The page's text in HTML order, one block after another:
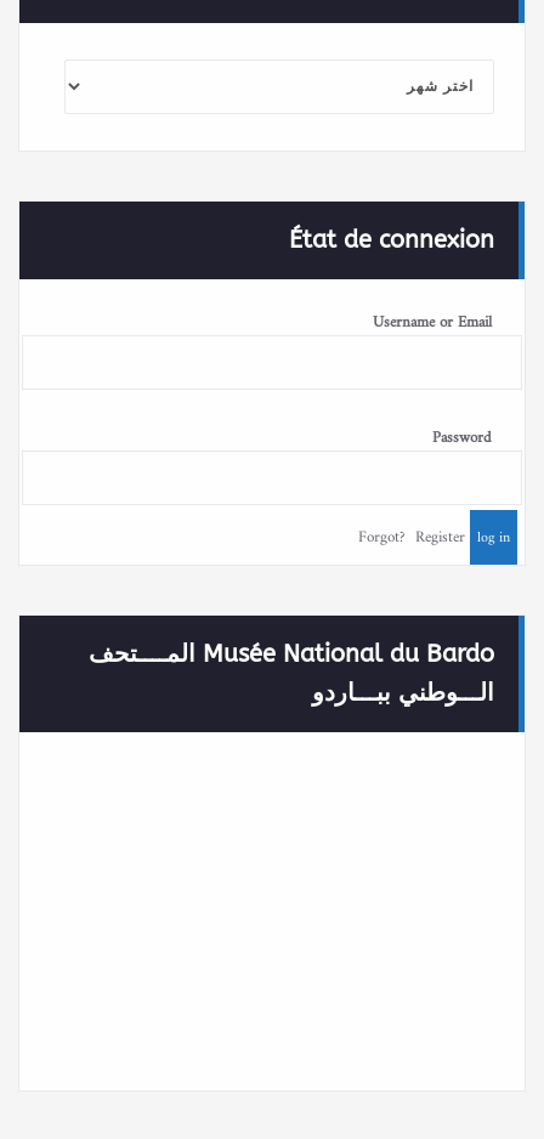
État de connexion
Username or Email
Password
Forgot? Register
Musée National du Bardo المــــتحف
الـــوطني ببـــاردو